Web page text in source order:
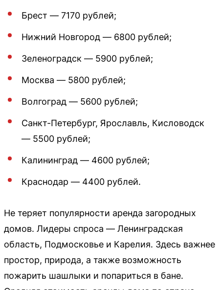
Брест — 7170 рублей;
Нижний Новгород — 6800 рублей;
Зеленоградск — 5900 рублей;
Москва — 5800 рублей;
Волгоград — 5600 рублей;
Санкт-Петербург, Ярославль, Кисловодск
— 5500 рублей;
Калининград — 4600 рублей;
Краснодар — 4400 рублей.
Не теряет популярности аренда загородных
домов. Лидеры спроса — Ленинградская
область, Подмосковье и Карелия. Здесь важнее
простор, природа, а также возможность
пожарить шашлыки и попариться в бане.